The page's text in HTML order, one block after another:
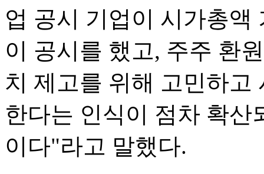
업 공시 기업이 시가총액
이 공시를 했고, 주주 환
치 제고를 위해 고민하고
한다는 인식이 점차 확산
이다"라고 말했다.